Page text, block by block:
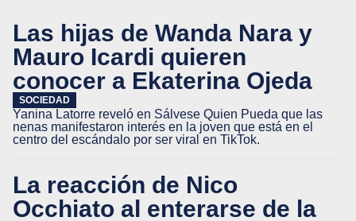
Las hijas de Wanda Nara y
Mauro Icardi quieren
conocer a Ekaterina Ojeda
SOCIEDAD
Yanina Latorre reveló en Sálvese Quien Pueda que las
nenas manifestaron interés en la joven que está en el
centro del escándalo por ser viral en TikTok.
La reacción de Nico
Occhiato al enterarse de la